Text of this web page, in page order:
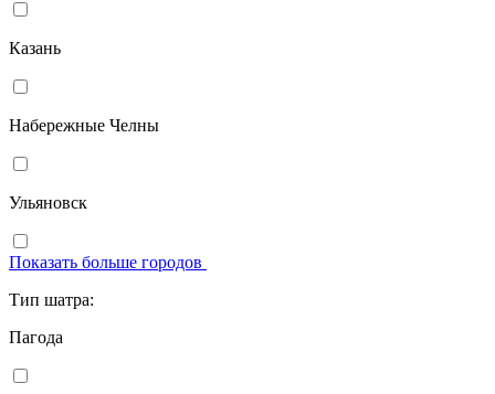
Казань
Набережные Челны
Ульяновск
Показать больше городов
Тип шатра:
Пагода